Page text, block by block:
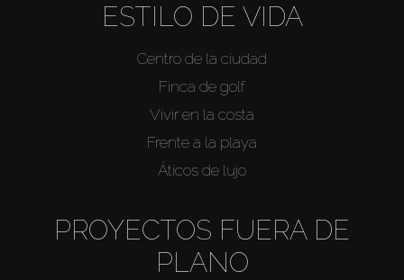
ESTILO DE VIDA
Centro de la ciudad
Finca de golf
Vivir en la costa
Frente a la playa
Áticos de lujo
PROYECTOS FUERA DE
PLANO